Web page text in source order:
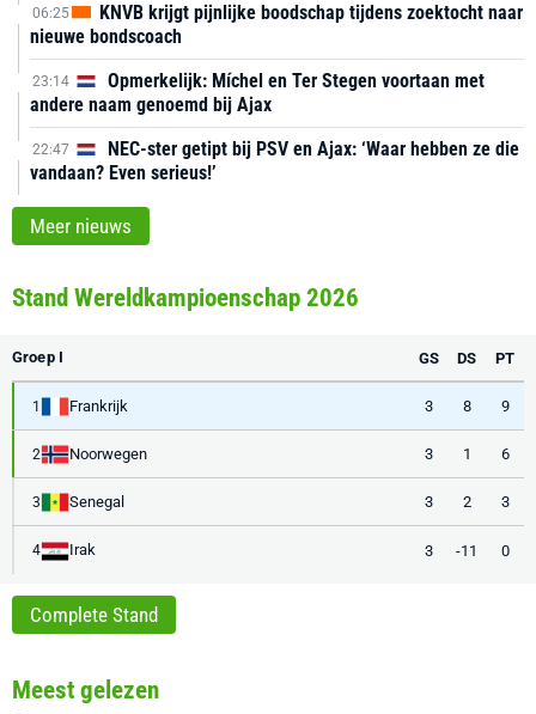
06:25
KNVB krijgt pijnlijke boodschap tijdens zoektocht naar
nieuwe bondscoach
23:14
Opmerkelijk: Míchel en Ter Stegen voortaan met
andere naam genoemd bij Ajax
22:47
NEC-ster getipt bij PSV en Ajax: ‘Waar hebben ze die
vandaan? Even serieus!’
Meer nieuws
Stand Wereldkampioenschap 2026
Groep I GS DS PT
1 Frankrijk 3 8 9
2 Noorwegen 3 1 6
3 Senegal 3 2 3
4 Irak 3 -11 0
Complete Stand
Meest gelezen